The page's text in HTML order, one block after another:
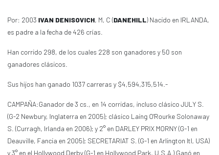
Por: 2003 IVAN DENISOVICH, M, C (DANEHILL) Nacido en IRLANDA,
es padre a la fecha de 426 crías.
Han corrido 298, de los cuales 228 son ganadores y 50 son
ganadores clásicos.
Sus hijos han ganado 1037 carreras y $4,594,315,514.-
CAMPAÑA:Ganador de 3 cs., en 14 corridas, incluso clásico JULY S.
(G-2 Newbury, Inglaterra en 2005); clásico Laing O'Rourke Solonaway
S. (Curragh, Irlanda en 2006); y 2° en DARLEY PRIX MORNY (G-1 en
Deauville, Fancia en 2005); SECRETARIAT S. (G-1 en Arlington Itl, USA)
y 3° en el Hollywood Derby (G-1 en Hollywood Park, U.S.A.) Ganó en